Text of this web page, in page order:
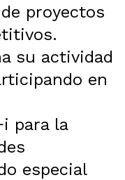
proyectos
su actividad
en
para la
especial